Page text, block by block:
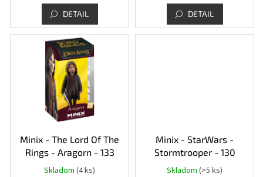
DETAIL DETAIL
Minix - The Lord Of The
Rings - Aragorn - 133
Skladom (4 ks)
Minix - StarWars -
Stormtrooper - 130
Skladom (>5 ks)